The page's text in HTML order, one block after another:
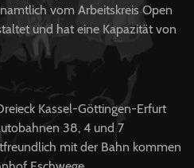
vom Arbeitskreis Open
und hat eine Kapazität von
Kassel-Göttingen-Erfurt
38, 4 und 7
mit der Bahn kommen